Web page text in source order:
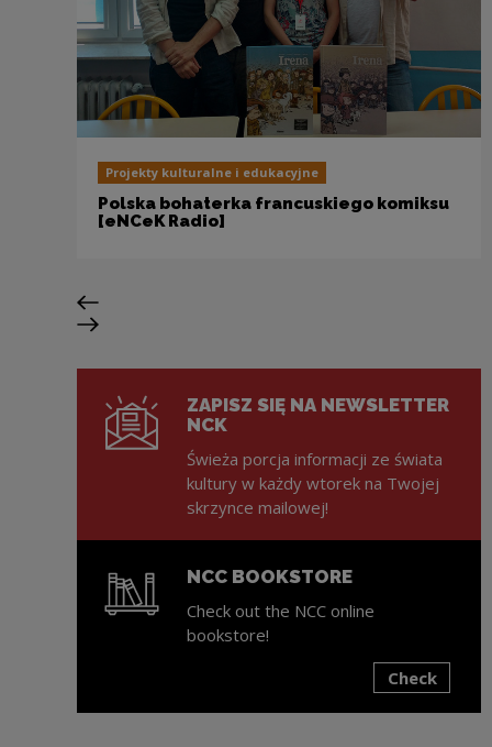
Projekty kulturalne i edukacyjne
Polska bohaterka francuskiego komiksu
[eNCeK Radio]
Previous slide
Next slide
ZAPISZ SIĘ NA NEWSLETTER
NCK
Świeża porcja informacji ze świata
kultury w każdy wtorek na Twojej
skrzynce mailowej!
NCC BOOKSTORE
Check out the NCC online
bookstore!
Check